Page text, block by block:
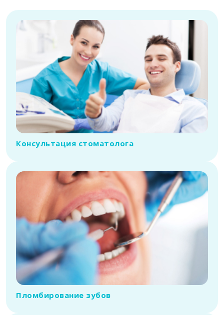
Консультация стоматолога
Пломбирование зубов